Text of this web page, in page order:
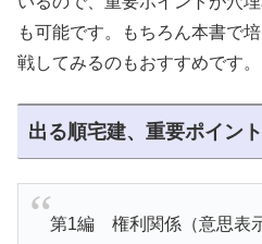
も可能です。もちろん本書で
戦してみるのもおすすめです。
出る順宅建、重要ポイン
第1編 権利関係（意思表